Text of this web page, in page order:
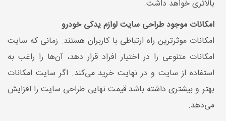
بالاتری خواهد داشت.
امکانات موجود طراحی سایت لوازم یدکی خودرو
امکانات موثرترین راه ارتباطی با کاربران هستند. زمانی که سایت
امکانات متنوعی را در اختیار افراد قرار دهد، آن‌ها را راغب به
استفاده از سایت و در نهایت خرید می‌کند. اگر سایت امکانات
بهتر و بیشتری داشته باشد قیمت نهایی طراحی سایت را افزایش
می‌دهد.